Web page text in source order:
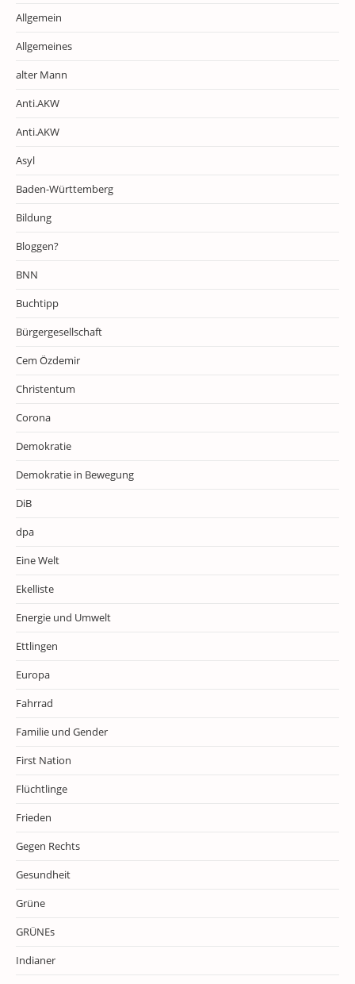
Allgemein
Allgemeines
alter Mann
Anti.AKW
Anti.AKW
Asyl
Baden-Württemberg
Bildung
Bloggen?
BNN
Buchtipp
Bürgergesellschaft
Cem Özdemir
Christentum
Corona
Demokratie
Demokratie in Bewegung
DiB
dpa
Eine Welt
Ekelliste
Energie und Umwelt
Ettlingen
Europa
Fahrrad
Familie und Gender
First Nation
Flüchtlinge
Frieden
Gegen Rechts
Gesundheit
Grüne
GRÜNEs
Indianer